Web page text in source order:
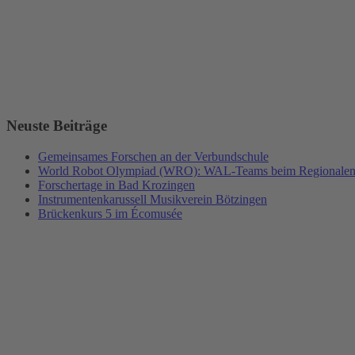
Neuste Beiträge
Gemeinsames Forschen an der Verbundschule
World Robot Olympiad (WRO): WAL-Teams beim
Forschertage in Bad Krozingen
Instrumentenkarussell Musikverein Bötzingen
Brückenkurs 5 im Écomusée